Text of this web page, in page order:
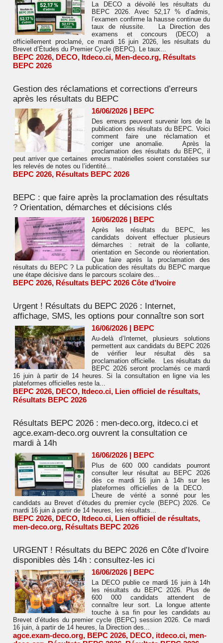
La DECO a dévoilé les résultats du
BEPC 2026. Avec 52,17 % d’admis,
l’examen confirme la hausse continue du
taux de réussite. La Direction des
examens et concours (DECO) a
officiellement proclamé, ce mardi 16 juin 2026, les résultats du
Brevet d’Études du Premier Cycle (BEPC). Le taux...
BEPC 2026, DECO, Itdeco.ci, Men-deco.rg, Résultats
BEPC 2026
Gestion des réclamations et corrections d’erreurs
après les résultats du BEPC
16/06/2026 | BEPC
Des erreurs peuvent survenir lors de la
publication des résultats du BEPC. Voici
comment faire une réclamation et
corriger une anomalie. Après la
proclamation des résultats du BEPC, il
peut arriver que certaines erreurs matérielles soient constatées sur
les relevés de notes ou l’identité...
BEPC 2026, Résultats BEPC 2026
BEPC : que faire après la proclamation des résultats
? Orientation, démarches et décisions clés
16/06/2026 | BEPC
Après les résultats du BEPC, les
candidats doivent effectuer plusieurs
démarches : retrait de la collante,
orientation en Seconde ou réorientation.
Que faire après la proclamation des
résultats du BEPC ? La publication des résultats du BEPC marque
une étape décisive dans le parcours scolaire des...
BEPC 2026, Résultats BEPC 2026 Côte d’Ivoire
Urgent ! Résultats du BEPC 2026 : Internet,
affichage, SMS, les options pour connaître son sort
16/06/2026 | BEPC
Au-delà d’Internet, plusieurs solutions
permettent aux candidats du BEPC 2026
de vérifier leur résultat dès sa
proclamation officielle. Les résultats du
BEPC 2026 seront proclamés ce mardi
16 juin à partir de 14 heures. Si la consultation en ligne via les
plateformes officielles reste la...
BEPC 2026, DECO, Itdeco.ci, Lien officiel de résultats,
Résultats BEPC 2026
Résultats BEPC 2026 : men-deco.org, itdeco.ci et
agce.exam-deco.org ouvrent la consultation ce
mardi à 14h
16/06/2026 | BEPC
Plus de 600 000 candidats pourront
consulter leur résultat au BEPC 2026
dès ce mardi 16 juin à 14h sur les
plateformes officielles de la DECO.
L’heure de vérité a sonné pour les
candidats au Brevet d’études du premier cycle (BEPC) 2026. Ce
mardi 16 juin à partir de 14 heures, les résultats...
BEPC 2026, DECO, Itdeco.ci, Lien officiel de résultats,
men-deco.org, Résultats BEPC 2026
URGENT ! Résultats du BEPC 2026 en Côte d’Ivoire
disponibles dès 14h : consultez-les ici
16/06/2026 | BEPC
La DECO publie ce mardi 16 juin à 14h
les résultats du BEPC 2026. Plus de
600 000 candidats attendent de
connaître leur sort. La longue attente
touche à sa fin pour les candidats au
Brevet d’études du premier cycle (BEPC) session 2026. Ce mardi
16 juin, à partir de 14 heures, la Direction des...
agce.exam-deco.org, BEPC 2026, DECO, itdeco.ci, men-